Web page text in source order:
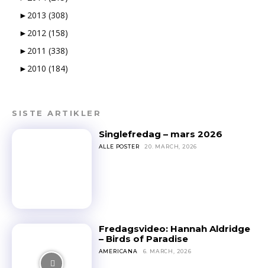
► 2013 (308)
► 2012 (158)
► 2011 (338)
► 2010 (184)
SISTE ARTIKLER
Singlefredag – mars 2026
ALLE POSTER 20. MARCH, 2026
Fredagsvideo: Hannah Aldridge
– Birds of Paradise
AMERICANA 6. MARCH, 2026